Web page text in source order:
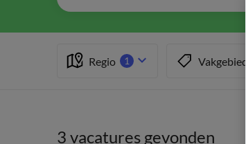
Regio 1 Vakgebied
3 vacatures gevonden